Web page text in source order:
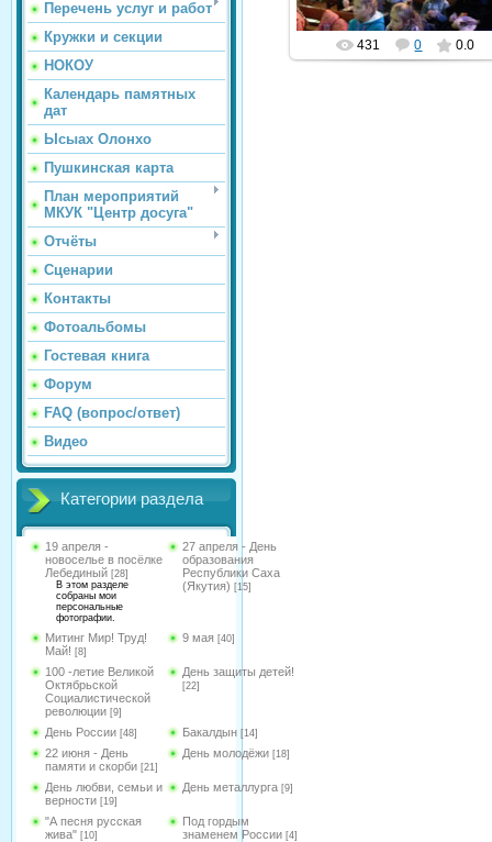
Перечень услуг и работ
Кружки и секции
НОКОУ
Календарь памятных
дат
Ысыах Олонхо
Пушкинская карта
План мероприятий
МКУК "Центр досуга"
Отчёты
Сценарии
Контакты
Фотоальбомы
Гостевая книга
Форум
FAQ (вопрос/ответ)
Видео
Категории раздела
19 апреля -
новоселье в посёлке
Лебединый [28]
В этом разделе
собраны мои
персональные
фотографии.
27 апреля - День
образования
Республики Саха
(Якутия) [15]
Митинг Мир! Труд!
Май! [8]
9 мая [40]
100 -летие Великой
Октябрьской
Социалистической
революции [9]
День защиты детей!
[22]
День России [48] Бакалдын [14]
22 июня - День
памяти и скорби [21]
День молодёжи [18]
День любви, семьи и
верности [19]
День металлурга [9]
"А песня русская
жива" [10]
Под гордым
знаменем России [4]
431 0 0.0